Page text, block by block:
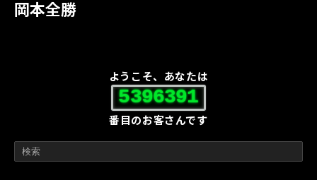
岡本全勝
ようこそ、あなたは
5396391
番目のお客さんです